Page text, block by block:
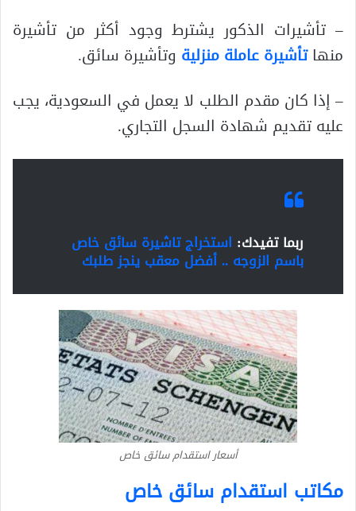
– تأشيرات الذكور يشترط وجود أكثر من تأشيرة
منهاتأشيرة عاملة منزلية وتأشيرة سائق.
– إذا كان مقدم الطلب لا يعمل في السعودية، يجب
عليه تقديم شهادة السجل التجاري.
ربما تفيدك: استخراج تاشيرة سائق خاص
باسم الزوجه .. أفضل معقب ينجز طلبك
أسعار استقدام سائق خاص
مكاتب استقدام سائق خاص